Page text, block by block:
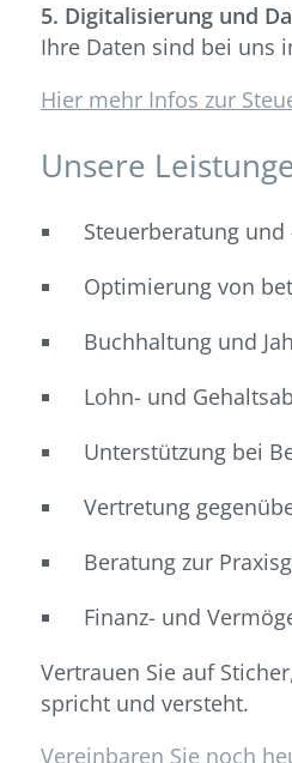
5. Digitalisierung und
Ihre Daten sind bei uns
Hier mehr Infos zur
Unsere
Steuerberatung
Optimierung von
Buchhaltung und
Lohn- und
Unterstützung bei
Vertretung
Beratung zur
Finanz- und
Vertrauen Sie auf
spricht und versteht.
Vereinbaren Sie noch